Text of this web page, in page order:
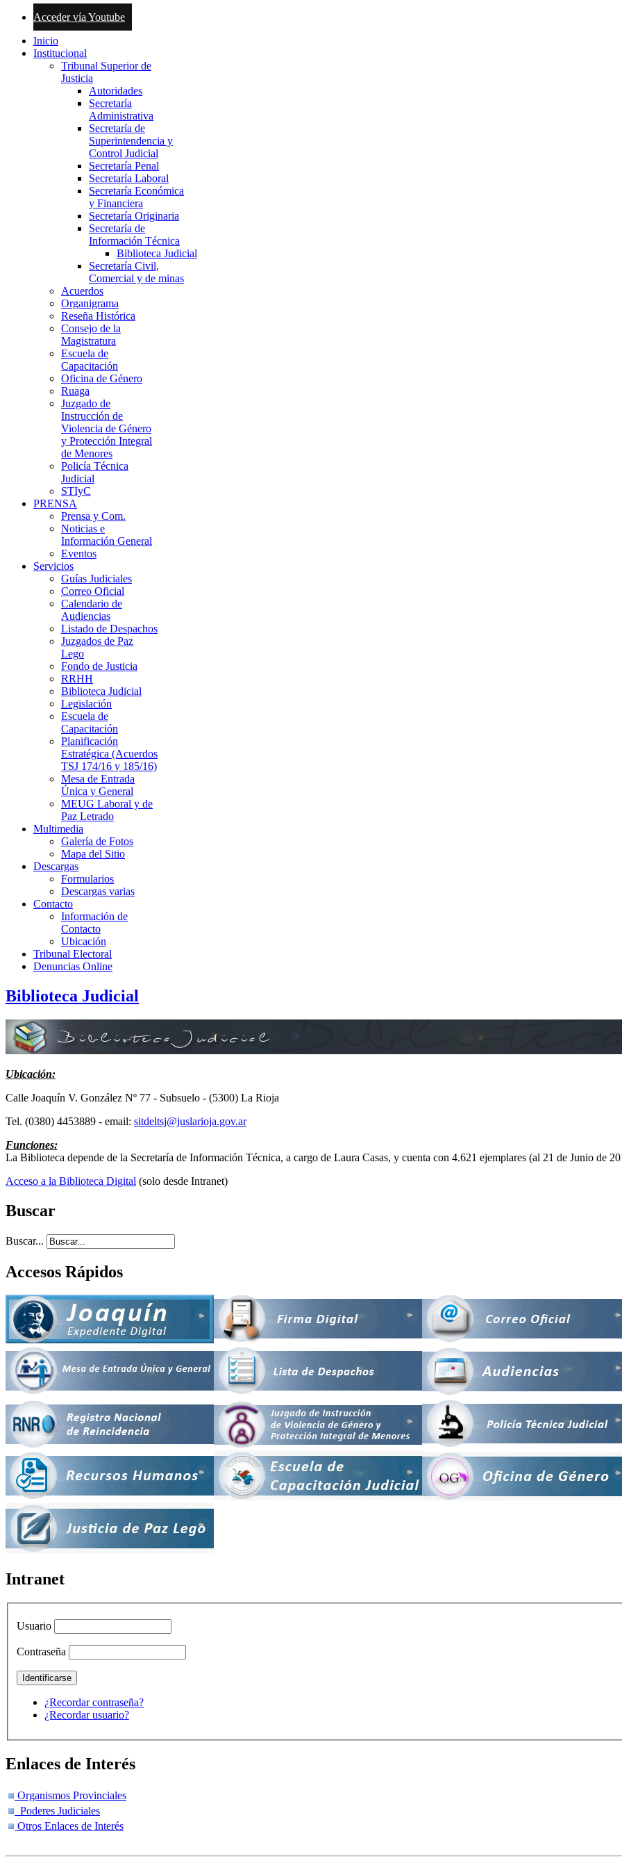
Acceder vía Youtube
Inicio
Institucional
Tribunal Superior de
Justicia
Autoridades
Secretaría
Administrativa
Secretaría de
Superintendencia y
Control Judicial
Secretaría Penal
Secretaría Laboral
Secretaría Económica
y Financiera
Secretaría Originaria
Secretaría de
Información Técnica
Biblioteca Judicial
Secretaría Civil,
Comercial y de minas
Acuerdos
Organigrama
Reseña Histórica
Consejo de la
Magistratura
Escuela de
Capacitación
Oficina de Género
Ruaga
Juzgado de
Instrucción de
Violencia de Género
y Protección Integral
de Menores
Policía Técnica
Judicial
STIyC
PRENSA
Prensa y Com.
Noticias e
Información General
Eventos
Servicios
Guías Judiciales
Correo Oficial
Calendario de
Audiencias
Listado de Despachos
Juzgados de Paz
Lego
Fondo de Justicia
RRHH
Biblioteca Judicial
Legislación
Escuela de
Capacitación
Planificación
Estratégica (Acuerdos
TSJ 174/16 y 185/16)
Mesa de Entrada
Única y General
MEUG Laboral y de
Paz Letrado
Multimedia
Galería de Fotos
Mapa del Sitio
Descargas
Formularios
Descargas varias
Contacto
Información de
Contacto
Ubicación
Tribunal Electoral
Denuncias Online
Biblioteca Judicial
Ubicación:
Calle Joaquín V. González Nº 77 - Subsuelo - (5300) La Rioja
Tel. (0380) 4453889 - email: sitdeltsj@juslarioja.gov.ar
Funciones:
La Biblioteca depende de la Secretaría de Información Técnica, a cargo de Laura Casas, y cuenta con 4.621 ejemplares (al 21 de Junio de
Acceso a la Biblioteca Digital (solo desde Intranet)
Buscar
Buscar...
Accesos Rápidos
Intranet
Usuario
Contraseña
¿Recordar contraseña?
¿Recordar usuario?
Enlaces de Interés
Organismos Provinciales
Poderes Judiciales
Otros Enlaces de Interés